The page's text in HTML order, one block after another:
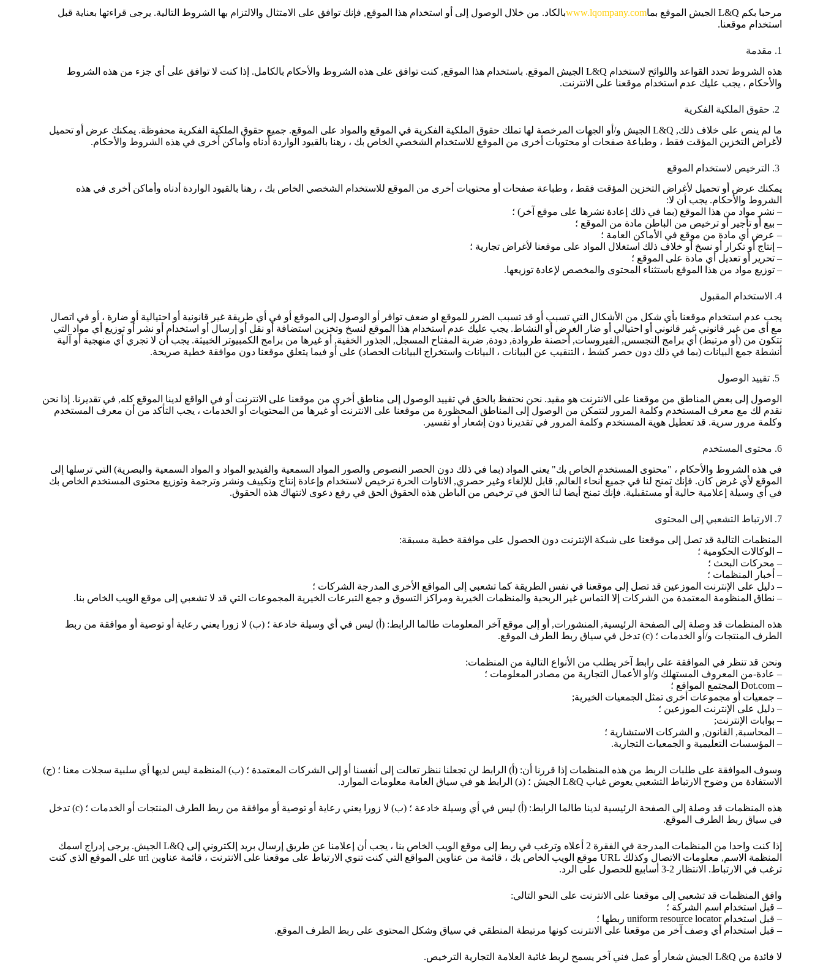
Turkish
مرحبا بكم L&Q الجيش الموقع بما www.lqompany.comبالكاد. من خلال الوصول إلى أو استخدام هذا الموقع, فإنك توافق على الامتثال والالتزام بها الشروط التالية. يرجى قراءتها بعناية قبل
استخدام موقعنا.
1. مقدمة
هذه الشروط تحدد القواعد واللوائح لاستخدام L&Q الجيش الموقع. باستخدام هذا الموقع, كنت توافق على هذه الشروط والأحكام بالكامل. إذا كنت لا توافق على أي جزء من هذه الشروط
والأحكام ، يجب عليك عدم استخدام موقعنا على الانترنت.
ما لم ينص على خلاف ذلك, L&Q الجيش و/أو الجهات المرخصة لها تملك حقوق الملكية الفكرية في الموقع والمواد على الموقع. جميع حقوق الملكية الفكرية محفوظة. يمكنك عرض أو تحميل
لأغراض التخزين المؤقت فقط ، وطباعة صفحات أو محتويات أخرى من الموقع للاستخدام الشخصي الخاص بك ، رهنا بالقيود الواردة أدناه وأماكن أخرى في هذه الشروط والأحكام.
3. الترخيص لاستخدام الموقع
يمكنك عرض أو تحميل لأغراض التخزين المؤقت فقط ، وطباعة صفحات أو محتويات أخرى من الموقع للاستخدام الشخصي الخاص بك ، رهنا بالقيود الواردة أدناه وأماكن أخرى في هذه
الشروط والأحكام. يجب أن لا:
– نشر مواد من هذا الموقع (بما في ذلك إعادة نشرها على موقع آخر) ؛
– بيع أو تأجير أو ترخيص من الباطن مادة من الموقع ؛
– عرض أي مادة من موقع في الأماكن العامة ؛
– إنتاج أو تكرار أو نسخ أو خلاف ذلك استغلال المواد على موقعنا لأغراض تجارية ؛
– تحرير أو تعديل أي مادة على الموقع ؛
– توزيع مواد من هذا الموقع باستثناء المحتوى والمخصص لإعادة توزيعها.
4. الاستخدام المقبول
يجب عدم استخدام موقعنا بأي شكل من الأشكال التي تسبب أو قد تسبب الضرر للموقع او ضعف توافر أو الوصول إلى الموقع أو في أي طريقة غير قانونية أو احتيالية أو ضارة ، أو في اتصال
مع أي من غير قانوني غير قانوني أو احتيالي أو ضار الغرض أو النشاط. يجب عليك عدم استخدام هذا الموقع لنسخ وتخزين استضافة أو نقل أو إرسال أو استخدام أو نشر أو توزيع أي مواد التي
تتكون من (أو مرتبط) أي برامج التجسس, الفيروسات, أحصنة طروادة, دودة, ضربة المفتاح المسجل, الجذور الخفية, أو غيرها من برامج الكمبيوتر الخبيثة. يجب أن لا تجري أي منهجية أو آلية
أنشطة جمع البيانات (بما في ذلك دون حصر كشط ، التنقيب عن البيانات ، البيانات واستخراج البيانات الحصاد) على أو فيما يتعلق موقعنا دون موافقة خطية صريحة.
5. تقييد الوصول
الوصول إلى بعض المناطق من موقعنا على الانترنت هو مقيد. نحن نحتفظ بالحق في تقييد الوصول إلى مناطق أخرى من موقعنا على الانترنت أو في الواقع لدينا الموقع كله, في تقديرنا. إذا نحن
نقدم لك مع معرف المستخدم وكلمة المرور لتتمكن من الوصول إلى المناطق المحظورة من موقعنا على الانترنت أو غيرها من المحتويات أو الخدمات ، يجب التأكد من أن معرف المستخدم
وكلمة مرور سرية. قد تعطيل هوية المستخدم وكلمة المرور في تقديرنا دون إشعار أو تفسير.
6. محتوى المستخدم
في هذه الشروط والأحكام ، "محتوى المستخدم الخاص بك" يعني المواد (بما في ذلك دون الحصر النصوص والصور المواد السمعية والفيديو المواد و المواد السمعية والبصرية) التي ترسلها إلى
الموقع لأي غرض كان. فإنك تمنح لنا في جميع أنحاء العالم, قابل للإلغاء وغير حصري, الاتاوات الحرة ترخيص لاستخدام وإعادة إنتاج وتكييف ونشر وترجمة وتوزيع محتوى المستخدم الخاص بك
في أي وسيلة إعلامية حالية أو مستقبلية. فإنك تمنح أيضا لنا الحق في ترخيص من الباطن هذه الحقوق الحق في رفع دعوى لانتهاك هذه الحقوق.
7. الارتباط التشعبي إلى المحتوى
المنظمات التالية قد تصل إلى موقعنا على شبكة الإنترنت دون الحصول على موافقة خطية مسبقة:
– الوكالات الحكومية ؛
– محركات البحث ؛
– أخبار المنظمات ؛
– دليل على الإنترنت الموزعين قد تصل إلى موقعنا في نفس الطريقة كما تشعبي إلى المواقع الأخرى المدرجة الشركات ؛
– نطاق المنظومة المعتمدة من الشركات إلا التماس غير الربحية والمنظمات الخيرية ومراكز التسوق و جمع التبرعات الخيرية المجموعات التي قد لا تشعبي إلى موقع الويب الخاص بنا.
هذه المنظمات قد وصلة إلى الصفحة الرئيسية, المنشورات, أو إلى موقع آخر المعلومات طالما الرابط: (أ) ليس في أي وسيلة خادعة ؛ (ب) لا زورا يعني رعاية أو توصية أو موافقة من ربط
الطرف المنتجات و/أو الخدمات ؛ (c) تدخل في سياق ربط الطرف الموقع.
ونحن قد تنظر في الموافقة على رابط آخر يطلب من الأنواع التالية من المنظمات:
– عادة-من المعروف المستهلك و/أو الأعمال التجارية من مصادر المعلومات ؛
– Dot.com المجتمع المواقع ؛
– جمعيات أو مجموعات أخرى تمثل الجمعيات الخيرية;
– دليل على الإنترنت الموزعين ؛
– بوابات الإنترنت;
– المحاسبة, القانون, و الشركات الاستشارية ؛
– المؤسسات التعليمية و الجمعيات التجارية.
وسوف الموافقة على طلبات الربط من هذه المنظمات إذا قررنا أن: (أ) الرابط لن تجعلنا ننظر تعالت إلى أنفسنا أو إلى الشركات المعتمدة ؛ (ب) المنظمة ليس لديها أي سلبية سجلات معنا ؛ (ج)
الاستفادة من وضوح الارتباط التشعبي يعوض غياب L&Q الجيش ؛ (د) الرابط هو في سياق العامة معلومات الموارد.
هذه المنظمات قد وصلة إلى الصفحة الرئيسية لدينا طالما الرابط: (أ) ليس في أي وسيلة خادعة ؛ (ب) لا زورا يعني رعاية أو توصية أو موافقة من ربط الطرف المنتجات أو الخدمات ؛ (c) تدخل
في سياق ربط الطرف الموقع.
إذا كنت واحدا من المنظمات المدرجة في الفقرة 2 أعلاه وترغب في ربط إلى موقع الويب الخاص بنا ، يجب أن إعلامنا عن طريق إرسال بريد إلكتروني إلى L&Q الجيش. يرجى إدراج اسمك
المنظمة الاسم, معلومات الاتصال وكذلك URL موقع الويب الخاص بك ، قائمة من عناوين المواقع التي كنت تنوي الارتباط على موقعنا على الانترنت ، قائمة عناوين url على الموقع الذي كنت
ترغب في الارتباط. الانتظار 2-3 أسابيع للحصول على الرد.
وافق المنظمات قد تشعبي إلى موقعنا على الانترنت على النحو التالي:
– قبل استخدام اسم الشركة ؛
– قبل استخدام uniform resource locator ربطها ؛
– قبل استخدام أي وصف آخر من موقعنا على الانترنت كونها مرتبطة المنطقي في سياق وشكل المحتوى على ربط الطرف الموقع.
لا فائدة من L&Q الجيش شعار أو عمل فني آخر يسمح لربط غائبة العلامة التجارية الترخيص.